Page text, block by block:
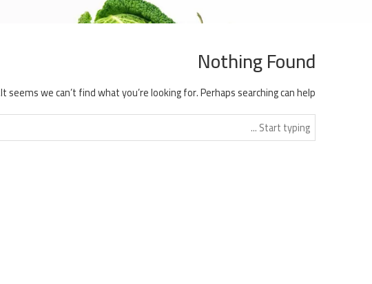
Nothing Found
It seems we can’t find what you’re looking for. Perhaps searching can help.